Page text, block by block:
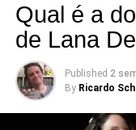
Três crianças
da esquerda parece
quando pré-
Criado em 2018, o
Qual é a
de Lana
Published 2
By Ricardo